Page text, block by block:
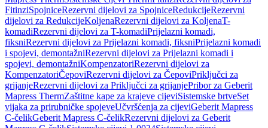
FitinziSpojniceRezervni dijelovi za SpojniceRedukcijeRezervni
dijelovi za RedukcijeKoljenaRezervni dijelovi za KoljenaT-
komadiRezervni dijelovi za T-komadiPrijelazni komadi,
fiksniRezervni dijelovi za Prijelazni komadi, fiksniPrijelazni komadi
i spojevi, demontažniRezervni dijelovi za Prijelazni komadi i
spojevi, demontažniKompenzatoriRezervni dijelovi za
KompenzatoriČepoviRezervni dijelovi za ČepoviPriključci za
grijanjeRezervni dijelovi za Priključci za grijanjePribor za Geberit
Mapress ThermZaštitne kape za krajeve cijeviSistemske brtveSet
vijaka za prirubničke spojeveUčvršćenja za cijeviGeberit Mapress
C-čelikGeberit Mapress C-čelikRezervni dijelovi za Geberit